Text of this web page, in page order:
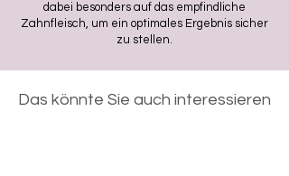
dabei besonders auf das empfindliche
Zahnfleisch, um ein optimales Ergebnis sicher
zu stellen.
Das könnte Sie auch interessieren